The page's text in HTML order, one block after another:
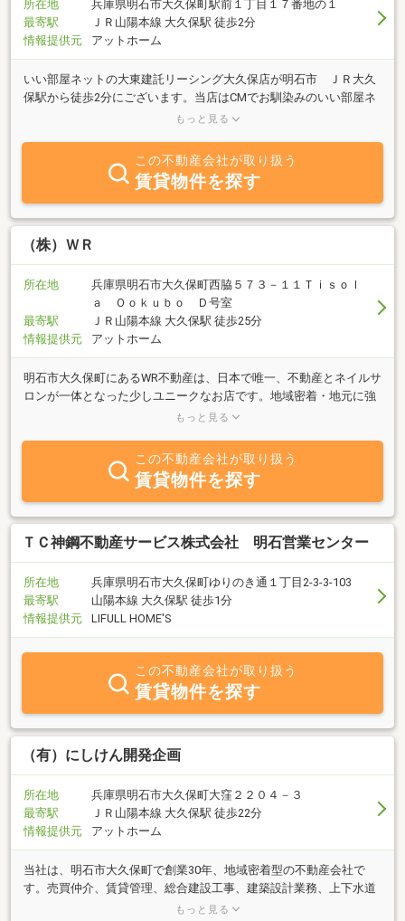
所在地
兵庫県明石市大久保町駅前１丁目１７番地の１
最寄駅
ＪＲ山陽本線 大久保駅 徒歩2分
情報提供元
アットホーム
いい部屋ネットの大東建託リーシング大久保店が明石市 ＪＲ大久
保駅から徒歩2分にございます。当店はCMでお馴染みのいい部屋ネ
ット直営店です。 直営店ならではの豊富な賃貸情報をご用意してお
能）お急ぎの引越、現地ご案内も対応可能です！ 学生様、新婚様、
ご転勤の法人様、ペット可物件などお客様の様々なニーズにお応え
致します。 親切、丁寧をモットーに納得のいくお部屋をお探ししま
す！！
もっと見る
この不動産会社が取り扱う
賃貸物件を探す
（株）ＷＲ
所在地
兵庫県明石市大久保町西脇５７３－１１Ｔｉｓｏｌ
ａ Ｏｏｋｕｂｏ Ｄ号室
最寄駅
ＪＲ山陽本線 大久保駅 徒歩25分
情報提供元
アットホーム
明石市大久保町にあるWR不動産は、日本で唯一、不動産とネイルサ
ロンが一体となった少しユニークなお店です。地域密着・地元に強
い情報力を活かし、住まいや土地、店舗物件まで幅広くご提案。リ
もっと見る
この不動産会社が取り扱う
賃貸物件を探す
ＴＣ神鋼不動産サービス株式会社 明石営業センター
所在地
兵庫県明石市大久保町ゆりのき通１丁目2-3-3-103
最寄駅
山陽本線 大久保駅 徒歩1分
情報提供元
LIFULL HOME'S
この不動産会社が取り扱う
賃貸物件を探す
（有）にしけん開発企画
所在地
兵庫県明石市大久保町大窪２２０４－３
最寄駅
ＪＲ山陽本線 大久保駅 徒歩22分
情報提供元
アットホーム
当社は、明石市大久保町で創業30年、地域密着型の不動産会社で
す。売買仲介、賃貸管理、総合建設工事、建築設計業務、上下水道
工事、リフォーム工事など行っております。ご購入はもちろん、土
もっと見る